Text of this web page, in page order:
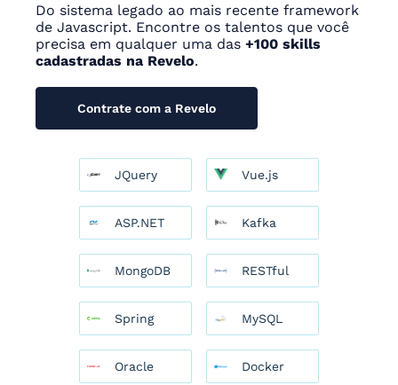
Do sistema legado ao mais recente framework
de Javascript. Encontre os talentos que você
precisa em qualquer uma das +100 skills
cadastradas na Revelo.
Contrate com a Revelo
JQuery Vue.js
ASP.NET Kafka
MongoDB RESTful
Spring MySQL
Oracle Docker